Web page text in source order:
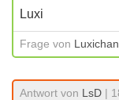
Luxi
Frage von Luxichan
Antwort von LsD |